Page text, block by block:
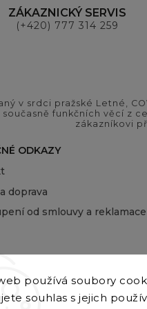
používá soubory
souhlas s jejich
ZÁKAZNICKÝ SERVIS
(+420) 777 314 259
v srdci pražské Letné,
současně funkčních věcí z
zákazníkovi
ODKAZY
doprava
od smlouvy a reklamace